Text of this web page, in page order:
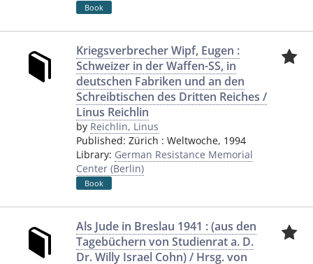
Book
Kriegsverbrecher Wipf, Eugen :
Schweizer in der Waffen-SS, in
deutschen Fabriken und an den
Schreibtischen des Dritten Reiches /
Linus Reichlin
by Reichlin, Linus
Published: Zürich : Weltwoche, 1994
Library: German Resistance Memorial
Center (Berlin)
Book
Als Jude in Breslau 1941 : (aus den
Tagebüchern von Studienrat a. D.
Dr. Willy Israel Cohn) / Hrsg. von